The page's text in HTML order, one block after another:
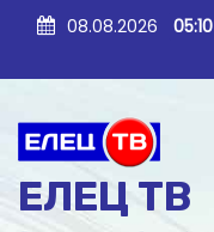
08.08.2026 05:10
ЕЛЕЦ ТВ